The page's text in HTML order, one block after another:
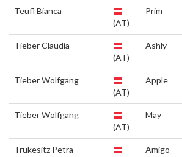
Teufl Bianca
(AT)
Prim
Tieber Claudia
(AT)
Ashly
Tieber Wolfgang
(AT)
Apple
Tieber Wolfgang
(AT)
May
Trukesitz Petra
Amigo